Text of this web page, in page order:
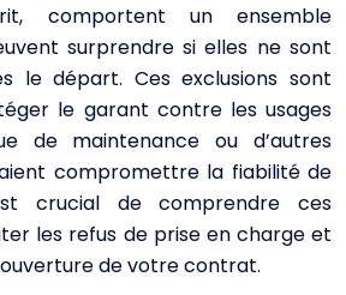
comportent un ensemble
surprendre si elles ne sont
le départ. Ces exclusions sont
le garant contre les usages
de maintenance ou d’autres
compromettre la fiabilité de
crucial de comprendre ces
les refus de prise en charge et
de votre contrat.